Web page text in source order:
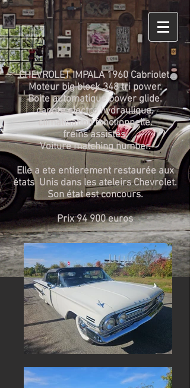
CHEVROLET IMPALA 1960 Cabriolet.
Moteur big block 348 tri power.
Boite automatique power glide.
capote electro hydraulique.
climatisation fonctionnelle.
freins assistés.
Voiture matching number.
Elle a ete entierement restaurée aux
états Unis dans les ateleirs Chevrolet.
Son état est concours.
Prix 94 900 euros